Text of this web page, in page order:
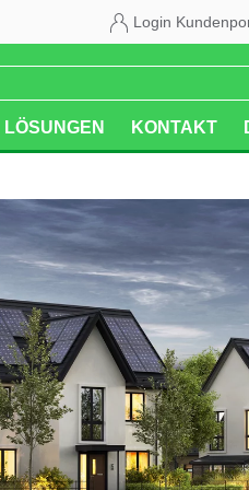
Login
LÖSUNGEN KONTAKT